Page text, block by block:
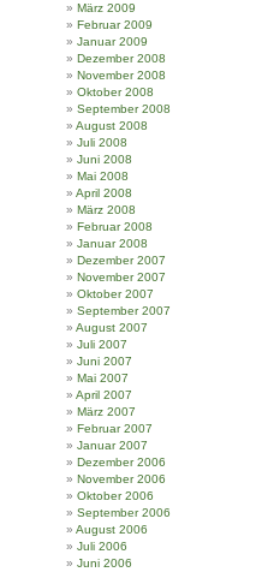
März 2009
Februar 2009
Januar 2009
Dezember 2008
November 2008
Oktober 2008
September 2008
August 2008
Juli 2008
Juni 2008
Mai 2008
April 2008
März 2008
Februar 2008
Januar 2008
Dezember 2007
November 2007
Oktober 2007
September 2007
August 2007
Juli 2007
Juni 2007
Mai 2007
April 2007
März 2007
Februar 2007
Januar 2007
Dezember 2006
November 2006
Oktober 2006
September 2006
August 2006
Juli 2006
Juni 2006